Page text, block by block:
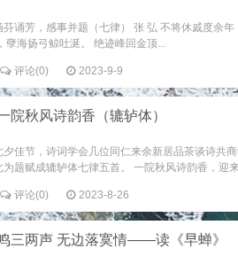
诵芳，感事并题（七律） 张 弘 不将休戚度余
孽海扬弓鲸吐涎。 绝迹峰回金顶...
评论(0) 2023-9-9
院秋风诗韵香（辘轳体）
佳节，诗词学会几位同仁来余新居品茶谈诗共
题赋成辘轳体七律五首。 一院秋风诗韵香，迎
评论(0) 2023-8-26
三两声 无边落寞情——读《早蝉》